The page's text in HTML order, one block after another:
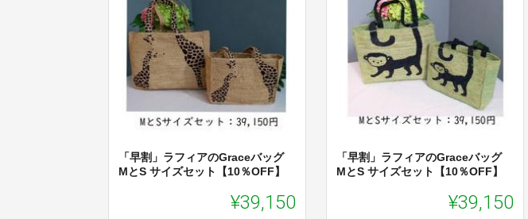
「早割」ラフィアのGraceバッグ
MとS サイズセット【10％OFF】
¥39,150
「早割」ラフィアのGraceバッグ
MとS サイズセット【10％OFF】
¥39,150